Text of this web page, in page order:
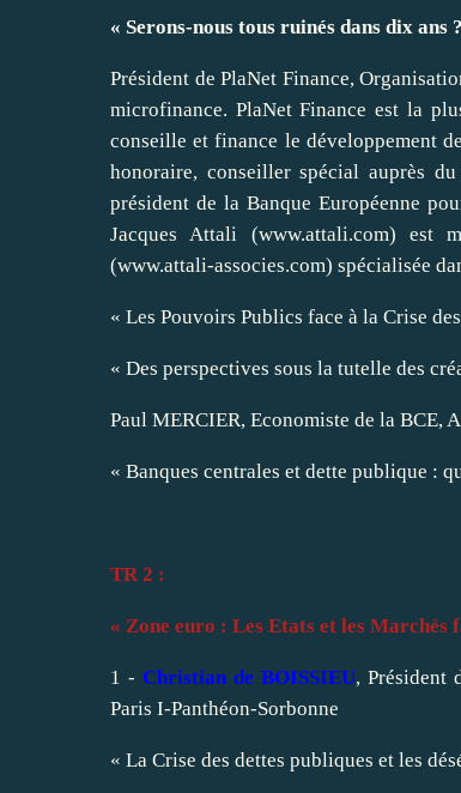
« Serons-nous tous ruinés dans dix ans
Président de PlaNet Finance,
microfinance. PlaNet Finance est la
conseille et finance le développement
honoraire, conseiller spécial auprès
président de la Banque Européenne
Jacques Attali (www.attali.com) est
(www.attali-associes.com) spécialisée
« Les Pouvoirs Publics face à la Crise
« Des perspectives sous la tutelle des
Paul MERCIER, Economiste de la BCE,
« Banques centrales et dette publique :
TR 2 :
« Zone euro : Les Etats et les Marchés
1 - Christian de BOISSIEU, Président
Paris I-Panthéon-Sorbonne
« La Crise des dettes publiques et les